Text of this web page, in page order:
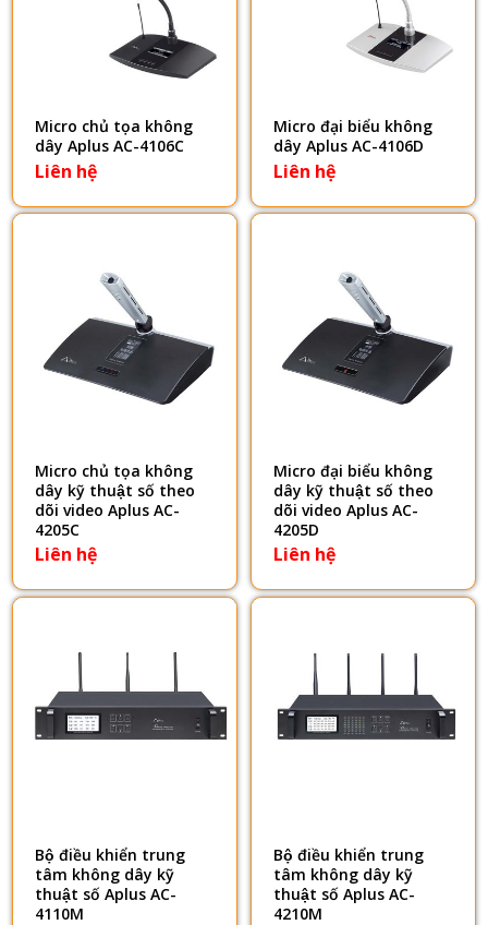
Micro chủ tọa không
dây Aplus AC-4106C
Liên hệ
Micro đại biểu không
dây Aplus AC-4106D
Liên hệ
Micro chủ tọa không
dây kỹ thuật số theo
dõi video Aplus AC-
4205C
Liên hệ
Micro đại biểu không
dây kỹ thuật số theo
dõi video Aplus AC-
4205D
Liên hệ
Bộ điều khiển trung
tâm không dây kỹ
thuật số Aplus AC-
4110M
Bộ điều khiển trung
tâm không dây kỹ
thuật số Aplus AC-
4210M